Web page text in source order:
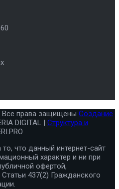
Все права защищены Создание
DIGITAL | Структура и
что данный интернет-сайт
характер и ни при
офертой,
437(2) Гражданского